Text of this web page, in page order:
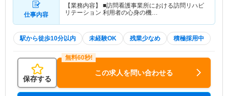
仕事内容
【業務内容】 ■訪問看護事業所における訪問リハビ
リテーション 利用者の心身の機…
駅から徒歩10分以内 未経験OK 残業少なめ 積極採用中
保存する
この求人を問い合わせる